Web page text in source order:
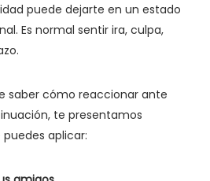
puede dejarte en un estado
Es normal sentir ira, culpa,
saber cómo reaccionar ante
te presentamos
aplicar: